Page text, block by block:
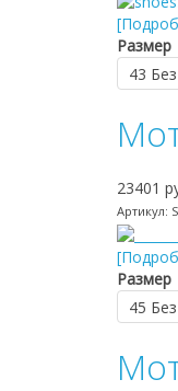
Размер
23401
Артикул:
Размер